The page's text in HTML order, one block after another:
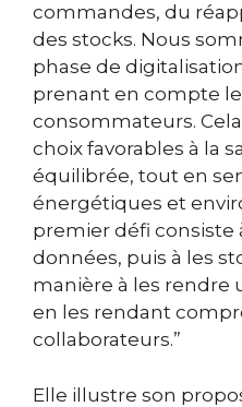
commandes, du
des stocks. Nous
phase de
prenant en compte
consommateurs.
choix favorables à la
équilibrée, tout en
énergétiques et
premier défi consiste
données, puis à les
manière à les rendre
en les rendant
collaborateurs.”
Elle illustre son